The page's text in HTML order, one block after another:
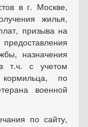
в г. Москве,
жилья,
призыва на
назначения
т.ч. с учетом
по
военной
по сайту,